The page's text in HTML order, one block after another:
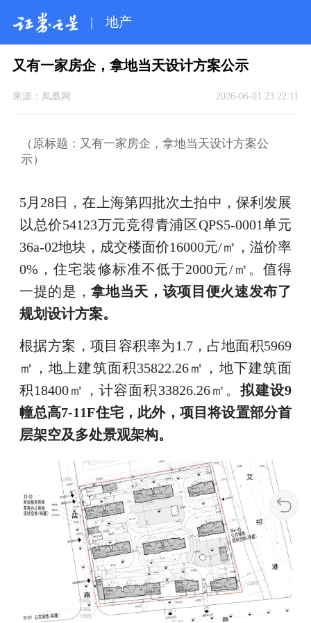
| 地产
又有一家房企，拿地当天设计方案公示
来源： 凤凰网 2026-06-01 23:22:11
（原标题：又有一家房企，拿地当天设计方案公
示）
5月28日，在上海第四批次土拍中，保利发展
以总价54123万元竞得青浦区QPS5-0001单元
36a-02地块，成交楼面价16000元/㎡，溢价率
0%，住宅装修标准不低于2000元/㎡。值得
一提的是，拿地当天，该项目便火速发布了
规划设计方案。
根据方案，项目容积率为1.7，占地面积5969
㎡，地上建筑面积35822.26㎡，地下建筑面
积18400㎡，计容面积33826.26㎡。拟建设9
幢总高7-11F住宅，此外，项目将设置部分首
层架空及多处景观架构。